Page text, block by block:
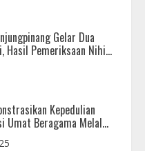
Gelar Dua
Hasil Pemeriksaan Nihil
Kepedulian
Umat Beragama Melalui
Bencana